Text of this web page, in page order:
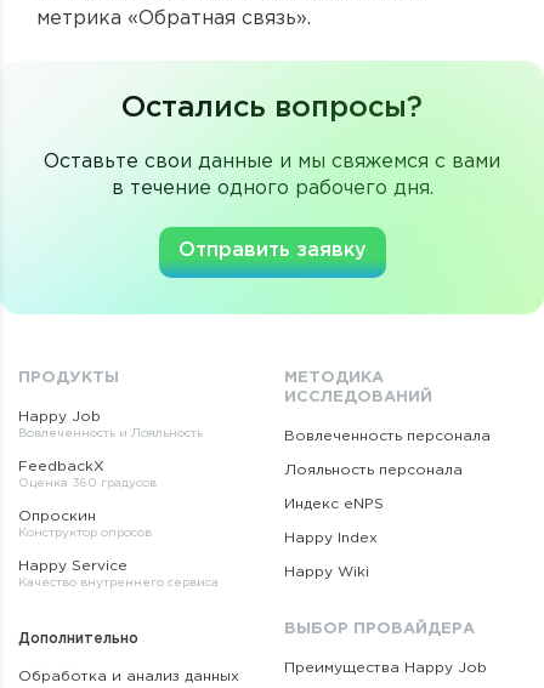
метрика «Обратная связь».
Остались вопросы?
Оставьте свои данные и мы свяжемся с вами
в течение одного рабочего дня.
Отправить заявку
ПРОДУКТЫ
Happy Job
Вовлеченность и Лояльность
FeedbackX
Оценка 360 градусов
Опроскин
Конструктор опросов
Happy Service
Качество внутреннего сервиса
Дополнительно
Обработка и анализ данных
МЕТОДИКА
ИССЛЕДОВАНИЙ
Вовлеченность персонала
Лояльность персонала
Индекс eNPS
Happy Index
Happy Wiki
ВЫБОР ПРОВАЙДЕРА
Преимущества Happy Job